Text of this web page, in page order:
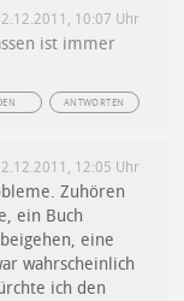
10:07 Uhr
ist immer
ANTWORTEN
12:05 Uhr
Zuhören
ein Buch
eine
wahrscheinlich
ich den